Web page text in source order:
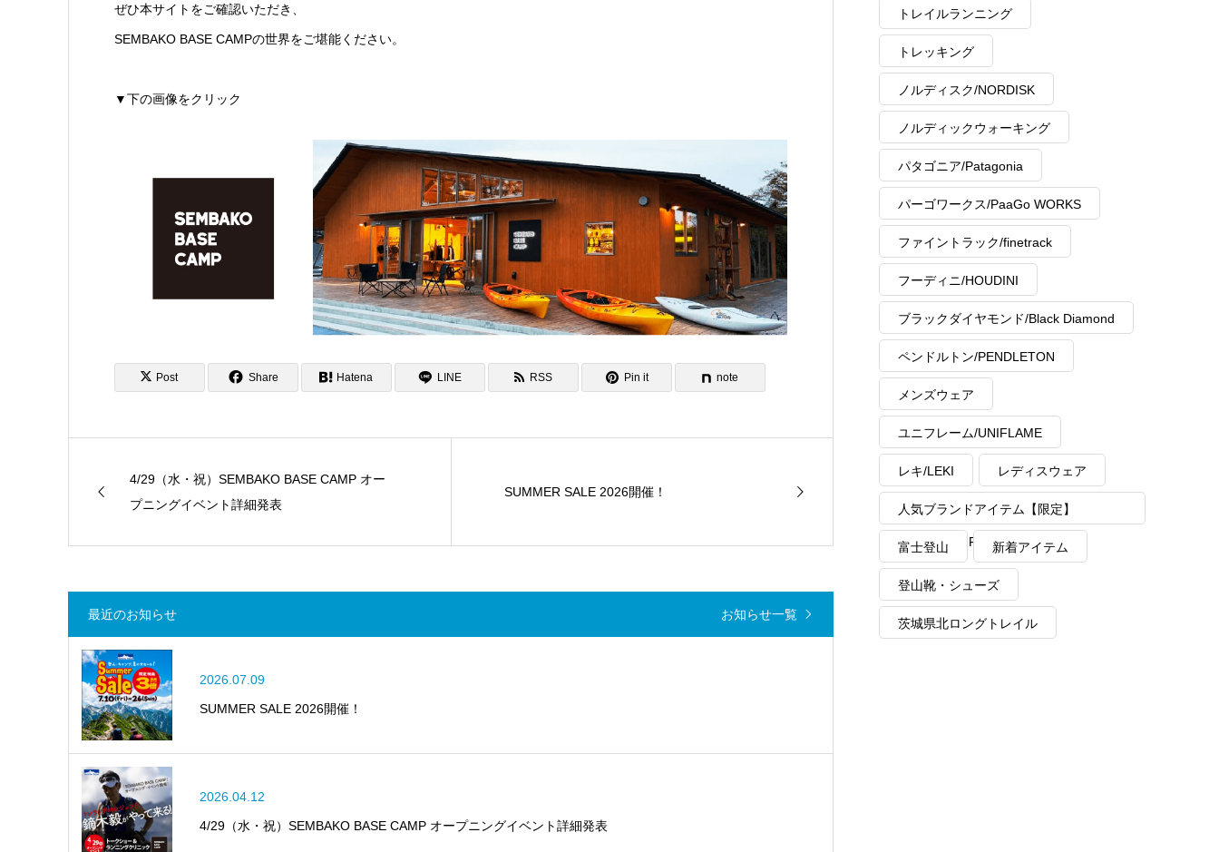
ぜひ本サイトをご確認いただき、
SEMBAKO BASE CAMPの世界をご堪能ください。
▼下の画像をクリック
Post Share Hatena LINE RSS Pin it note
4/29（水・祝）SEMBAKO BASE CAMP オー
プニングイベント詳細発表
SUMMER SALE 2026開催！
最近のお知らせ お知らせ一覧
2026.07.09
SUMMER SALE 2026開催！
2026.04.12
4/29（水・祝）SEMBAKO BASE CAMP オープニングイベント詳細発表
トレイルランニング
トレッキング
ノルディスク/NORDISK
ノルディックウォーキング
パタゴニア/Patagonia
パーゴワークス/PaaGo WORKS
ファイントラック/finetrack
フーディニ/HOUDINI
ブラックダイヤモンド/Black Diamond
ペンドルトン/PENDLETON
メンズウェア
ユニフレーム/UNIFLAME
レキ/LEKI レディスウェア
人気ブランドアイテム【限定】
MAX40%OFF
富士登山 新着アイテム
登山靴・シューズ
茨城県北ロングトレイル